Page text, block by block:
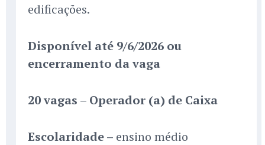
edificações.
Disponível até 9/6/2026 ou
encerramento da vaga
20 vagas – Operador (a) de Caixa
Escolaridade – ensino médio